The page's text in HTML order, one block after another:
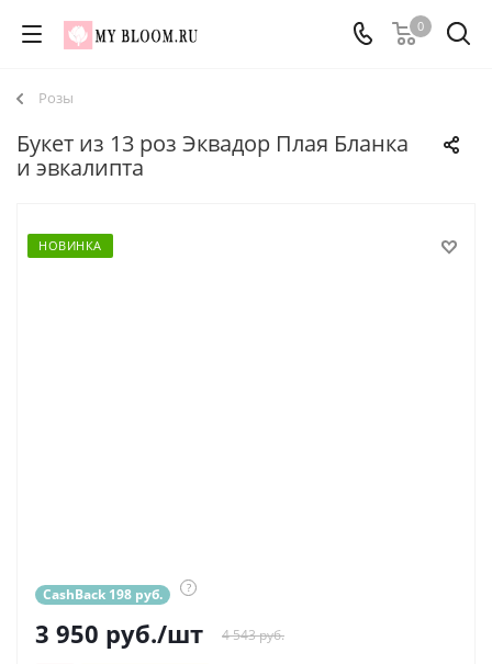
0
Розы
Букет из 13 роз Эквадор Плая Бланка
и эвкалипта
НОВИНКА
CashBack 198 руб. ?
3 950 руб./шт 4 543 руб.